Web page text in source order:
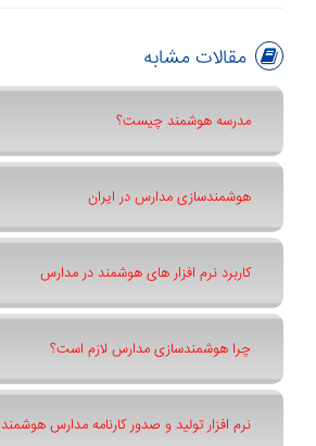
مقالات مشابه
مدرسه هوشمند چیست؟
هوشمندسازی مدارس در ایران
کاربرد نرم افزار های هوشمند در مدارس
چرا هوشمندسازی مدارس لازم است؟
نرم افزار تولید و صدور کارنامه مدارس هوشمند